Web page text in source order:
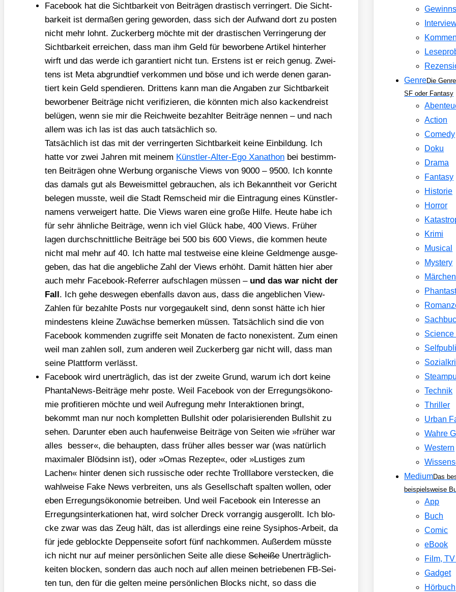
Face­book hat die Sicht­bar­keit von Bei­trä­gen dras­tisch ver­rin­gert. Die Sicht­
bar­keit ist der­ma­ßen gering gewor­den, dass sich der Auf­wand dort zu pos­ten
nicht mehr lohnt. Zucker­berg möch­te mit der dras­ti­schen Ver­rin­ge­rung der
Sicht­bar­keit errei­chen, dass man ihm Geld für bewor­be­ne Arti­kel hin­ter­her
wirft und das wer­de ich garan­tiert nicht tun. Ers­tens ist er reich genug. Zwei­
tens ist Meta abgrund­tief ver­kom­men und böse und ich wer­de denen garan­
tiert kein Geld spen­die­ren. Drit­tens kann man die Anga­ben zur Sicht­bar­keit
bewor­be­ner Bei­trä­ge nicht veri­fi­zie­ren, die könn­ten mich also kacken­dreist
belü­gen, wenn sie mir die Reich­wei­te bezahl­ter Bei­trä­ge nen­nen – und nach
allem was ich las ist das auch tat­säch­lich so.
Tat­säch­lich ist das mit der ver­rin­ger­ten Sicht­bar­keit kei­ne Ein­bil­dung. Ich
hat­te vor zwei Jah­ren mit mei­nem Künst­ler-Alter-Ego Xan­athon bei bestimm­
ten Bei­trä­gen ohne Wer­bung orga­ni­sche Views von 9000 – 9500. Ich konn­te
das damals gut als Beweis­mit­tel gebrau­chen, als ich Bekannt­heit vor Gericht
bele­gen muss­te, weil die Stadt Rem­scheid mir die Ein­tra­gung eines Künst­ler­
na­mens ver­wei­gert hat­te. Die Views waren eine gro­ße Hil­fe. Heu­te habe ich
für sehr ähn­li­che Bei­trä­ge, wenn ich viel Glück habe, 400 Views. Frü­her
lagen durch­schnitt­li­che Bei­trä­ge bei 500 bis 600 Views, die kom­men heu­te
nicht mal mehr auf 40. Ich hat­te mal test­wei­se eine klei­ne Geld­men­ge aus­ge­
ge­ben, das hat die angeb­li­che Zahl der Views erhöht. Damit hät­ten hier aber
auch mehr Face­book-Refer­rer auf­schla­gen müs­sen – und das war nicht der
Fall. Ich gehe des­we­gen eben­falls davon aus, dass die angeb­li­chen View-
Zah­len für bezahl­te Posts nur vor­ge­gau­kelt sind, denn sonst hät­te ich hier
min­des­tens klei­ne Zuwäch­se bemer­ken müs­sen. Tat­säch­lich sind die von
Face­book kom­men­den zugrif­fe seit Mona­ten de fac­to non­e­xis­tent. Zum einen
weil man zah­len soll, zum ande­ren weil Zucker­berg gar nicht will, dass man
sei­ne Platt­form ver­lässt.
Face­book wird uner­träg­lich, das ist der zwei­te Grund, war­um ich dort kei­ne
Phan­ta­News-Bei­trä­ge mehr pos­te. Weil Face­book von der Erre­gungs­öko­no­
mie pro­fi­tie­ren möch­te und weil Auf­re­gung mehr Inter­ak­tio­nen bringt,
bekommt man nur noch kom­plet­ten Bull­shit oder pola­ri­sie­ren­den Bull­shit zu
sehen. Dar­un­ter eben auch hau­fen­wei­se Bei­trä­ge von Sei­ten wie »frü­her war
alles bes­ser«, die behaup­ten, dass frü­her alles bes­ser war (was natür­lich
maxi­ma­ler Blöd­sinn ist), oder »Omas Rezep­te«, oder »Lus­ti­ges zum
Lachen« hin­ter denen sich rus­si­sche oder rech­te Troll­la­bo­re ver­ste­cken, die
wahl­wei­se Fake News ver­brei­ten, uns als Gesell­schaft spal­ten wol­len, oder
eben Erre­gungs­öko­no­mie betrei­ben. Und weil Face­book ein Inter­es­se an
Erre­gungs­in­ter­ka­tio­nen hat, wird sol­cher Dreck vor­ran­gig aus­ge­rollt. Ich blo­
cke zwar was das Zeug hält, das ist aller­dings eine rei­ne Sysi­phos-Arbeit, da
für jede geblock­te Dep­pen­sei­te sofort fünf nach­kom­men. Außer­dem müss­te
ich nicht nur auf mei­ner per­sön­li­chen Sei­te alle die­se Schei­ße Uner­träg­lich­
kei­ten blo­cken, son­dern das auch noch auf allen mei­nen betrie­be­nen FB-Sei­
ten tun, den für die gel­ten mei­ne per­sön­li­chen Blocks nicht, so dass die
GenreDie
SF oder Fantasy
Action
Comedy
Doku
Drama
Fantasy
Historie
Horror
Krimi
Musical
Mystery
Märchen
Science
Technik
Thriller
Urban
Wahre
Western
MediumDas
beispielsweise
App
Buch
Comic
eBook
Film,
Gadget
Hörbuch